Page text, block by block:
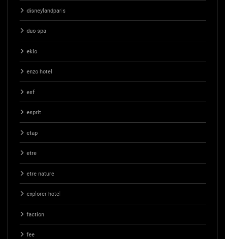
disneylandparis
duo spa
eklo
enzo hotel
esf
esprit
etap
etre
etre nature
explorer hotel
faction
fee